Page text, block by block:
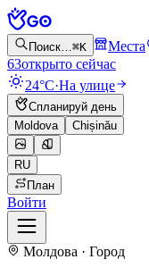
Поиск…⌘K Места
63открыто сейчас
24°C·На улице
Спланируй день
Moldova
Chișinău
RU
План
Войти
Молдова · Город